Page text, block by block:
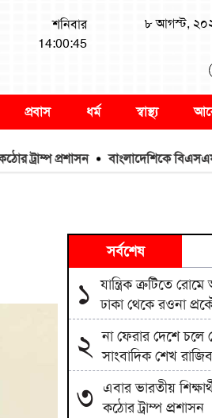
শনিবার
14:00:46
৮ আগস্ট,
প্রবাস ধর্ম স্বাস্থ্য
প্রশাসন বাংলাদেশিকে বিএসএফ নিয়ে
সর্বশেষ
১ যান্ত্রিক ত্রুটিতে
ঢাকা থেকে রওনা
২ না ফেরার দেশে চলে
সাংবাদিক শেখ
৩ এবার ভারতীয়
কঠোর ট্রাম্প প্রশাসন